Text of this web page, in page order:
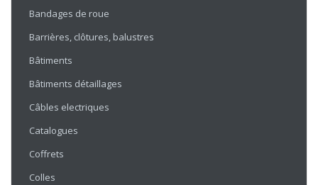
Bandages de roue
Barrières, clôtures, balustres
Bâtiments
Bâtiments détaillages
Câbles electriques
Catalogues
Coffrets
Colles